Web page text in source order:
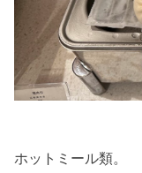
ホットミール類。